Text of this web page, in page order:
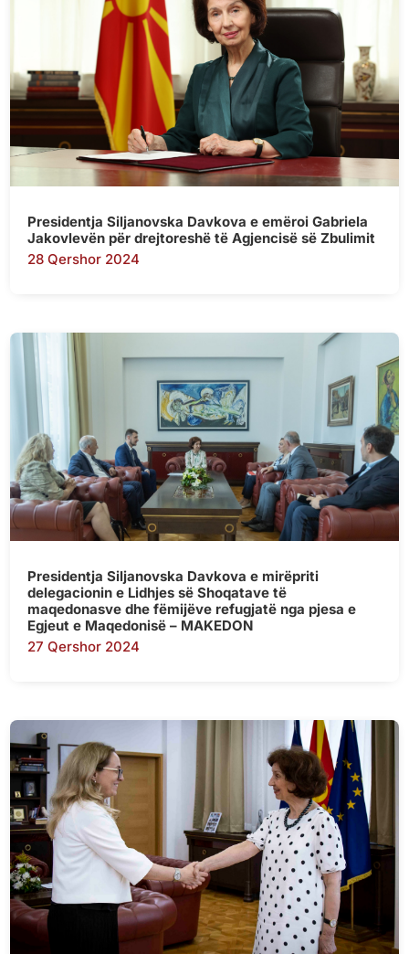
Presidentja Siljanovska Davkova e emëroi Gabriela
Jakovlevën për drejtoreshë të Agjencisë së Zbulimit
28 Qershor 2024
Presidentja Siljanovska Davkova e mirëpriti
delegacionin e Lidhjes së Shoqatave të
maqedonasve dhe fëmijëve refugjatë nga pjesa e
Egjeut e Maqedonisë – MAKEDON
27 Qershor 2024